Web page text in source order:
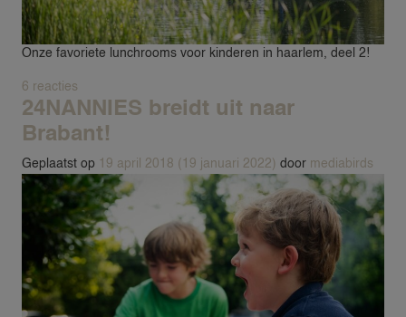
Onze favoriete lunchrooms voor kinderen in haarlem, deel 2!
6 reacties
24NANNIES breidt uit naar
Brabant!
Geplaatst op 19 april 2018 (19 januari 2022) door mediabirds